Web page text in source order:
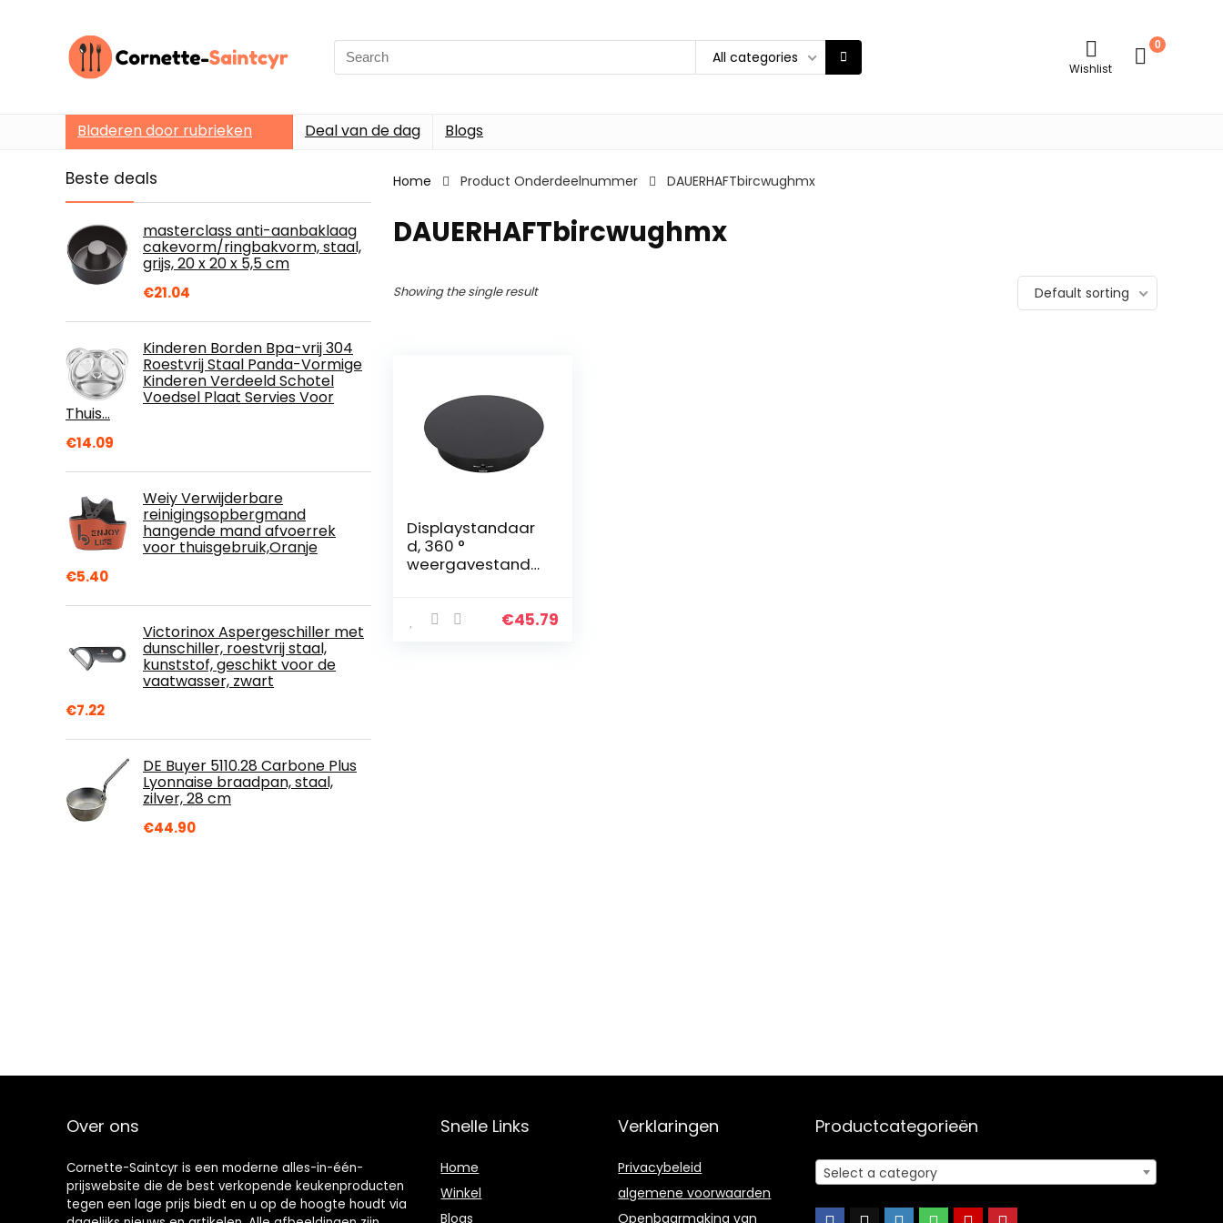
Search
for:
All categories
Wishlist
0
Bladeren door rubrieken Deal van de dag Blogs
Beste deals
masterclass anti-aanbaklaag
cakevorm/ringbakvorm, staal,
grijs, 20 x 20 x 5,5 cm
€21.04
Kinderen Borden Bpa-vrij 304
Roestvrij Staal Panda-Vormige
Kinderen Verdeeld Schotel
Voedsel Plaat Servies Voor
Thuis…
€14.09
Weiy Verwijderbare
reinigingsopbergmand
hangende mand afvoerrek
voor thuisgebruik,Oranje
€5.40
Victorinox Aspergeschiller met
dunschiller, roestvrij staal,
kunststof, geschikt voor de
vaatwasser, zwart
€7.22
DE Buyer 5110.28 Carbone Plus
Lyonnaise braadpan, staal,
zilver, 28 cm
€44.90
Home Product Onderdeelnummer DAUERHAFTbircwughmx
DAUERHAFTbircwughmx
Showing the single result Default sorting
Displaystandaar
d, 360 °
weergavestanda
weergeven van
€45.79
Over ons
Cornette-Saintcyr is een moderne alles-in-één-
prijswebsite die de best verkopende keukenproducten
tegen een lage prijs biedt en u op de hoogte houdt via
Snelle Links
Home
Winkel
Blogs
Verklaringen
Privacybeleid
algemene voorwaarden
Openbaarmaking van
Productcategorieën
Select a category